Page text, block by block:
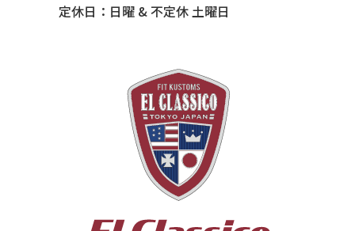
55 BUICK ROADMASTER
55 CHEVY HANDYMAN WAGON
56 BUICK SPECIAL * 565 *
56 CHEVY BEL-AIR * KOMO *
56 CHEVY BEL-AIR *SPARKLE 56
57 CHEVY BEL-AIR CONVERTIBLE
定休日：日曜 & 不定休 土曜日